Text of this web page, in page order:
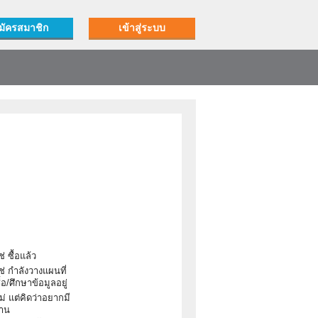
ครสมาชิก เข้าสู่ระบบ
ซื้อแล้ว
กำลังวางแผนที่
/ศึกษาข้อมูลอยู่
แต่คิดว่าอยากมี
น